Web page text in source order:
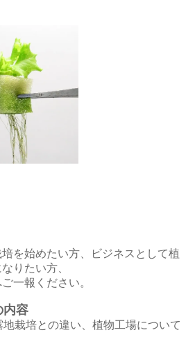
を始めたい方、ビジネスとして植
りたい方、
一報ください。
内容
栽培との違い、植物工場について